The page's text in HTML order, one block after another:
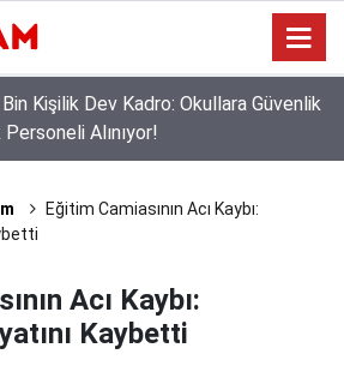
Yoğun Seminer Programı:
Müfredat Var
Eğitim Camiasının Acı Kaybı:
Acı Kaybı:
Kaybetti